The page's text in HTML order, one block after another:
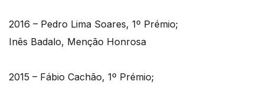
2016 – Pedro Lima Soares, 1º Prémio;
Inês Badalo, Menção Honrosa
2015 – Fábio Cachão, 1º Prémio;